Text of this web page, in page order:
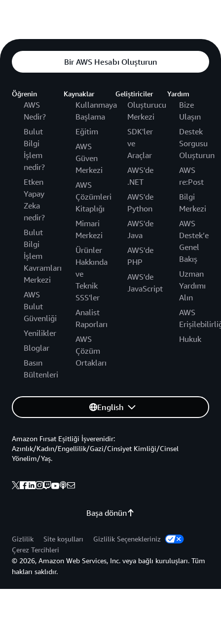
Bir AWS Hesabı Oluşturun
Öğrenin
AWS
Nedir?
Bulut
Bilgi
İşlem
nedir?
Etken
Yapay
Zeka
nedir?
Bulut
Bilgi
İşlem
Kavramları
Merkezi
AWS
Bulut
Güvenliği
Yenilikler
Bloglar
Basın
Bültenleri
Kaynaklar
Kullanmaya
Başlama
Eğitim
AWS
Güven
Merkezi
AWS
Çözümleri
Kitaplığı
Mimari
Merkezi
Ürünler
Hakkında
ve
Teknik
SSS'ler
Analist
Raporları
AWS
Çözüm
Ortakları
Geliştiriciler
Oluşturucu
Merkezi
SDK'ler
ve
Araçlar
AWS'de
.NET
AWS'de
Python
AWS'de
Java
AWS'de
PHP
AWS'de
JavaScript
Yardım
Bize
Ulaşın
Destek
Sorgusu
Oluşturun
AWS
re:Post
Bilgi
Merkezi
AWS
Destek’e
Genel
Bakış
Uzman
Yardımı
Alın
AWS
Hukuk
English
Başa dönün
Amazon Fırsat Eşitliği İşverenidir:
Azınlık/Kadın/Engellilik/Gazi/Cinsiyet Kimliği/Cinsel
Yönelim/Yaş.
Gizlilik Site koşulları
Gizlilik Seçenekleriniz
Çerez Tercihleri
© 2026, Amazon Web Services, Inc. veya bağlı kuruluşları. Tüm
hakları saklıdır.